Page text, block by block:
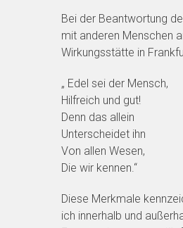
Bei der Beantwortung
mit anderen Menschen
Wirkungsstätte in
„ Edel sei der Mensch,
Hilfreich und gut!
Denn das allein
Unterscheidet ihn
Von allen Wesen,
Die wir kennen.“
Diese Merkmale
ich innerhalb und